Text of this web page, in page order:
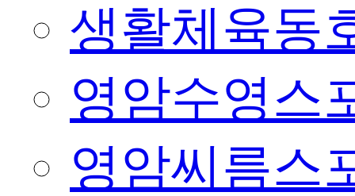
생활체육동
영암수영스
영암씨름스